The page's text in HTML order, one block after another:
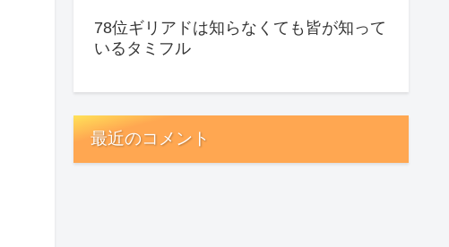
78位ギリアドは知らなくても皆が知って
いるタミフル
最近のコメント